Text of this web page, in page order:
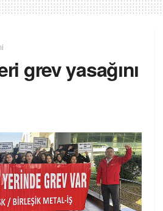
grev yasağını